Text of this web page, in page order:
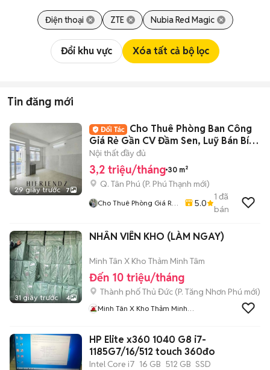
Điện thoại ZTE Nubia Red Magic
Đổi khu vực Xóa tất cả bộ lọc
Tin đăng mới
29 giây trước 7
Cho Thuê Phòng Ban Công
Giá Rẻ Gần CV Đầm Sen, Luỹ Bán Bích
Tân Phú
Nội thất đầy đủ
3,2 triệu/tháng 30 m²
Q. Tân Phú (P. Phú Thạnh mới)
Cho Thuê Phòng Giá Rẻ
5.0
1 đã
bán
31 giây trước 4
NHÂN VIÊN KHO (LÀM NGAY)
Minh Tân X Kho Thảm Minh Tâm
Đến 10 triệu/tháng
Thành phố Thủ Đức (P. Tăng Nhơn Phú mới)
Minh Tân X Kho Thảm Minh
HP Elite x360 1040 G8 i7-
1185G7/16/512 touch 360đo
Intel Core i7 16 GB 512 GB SSD